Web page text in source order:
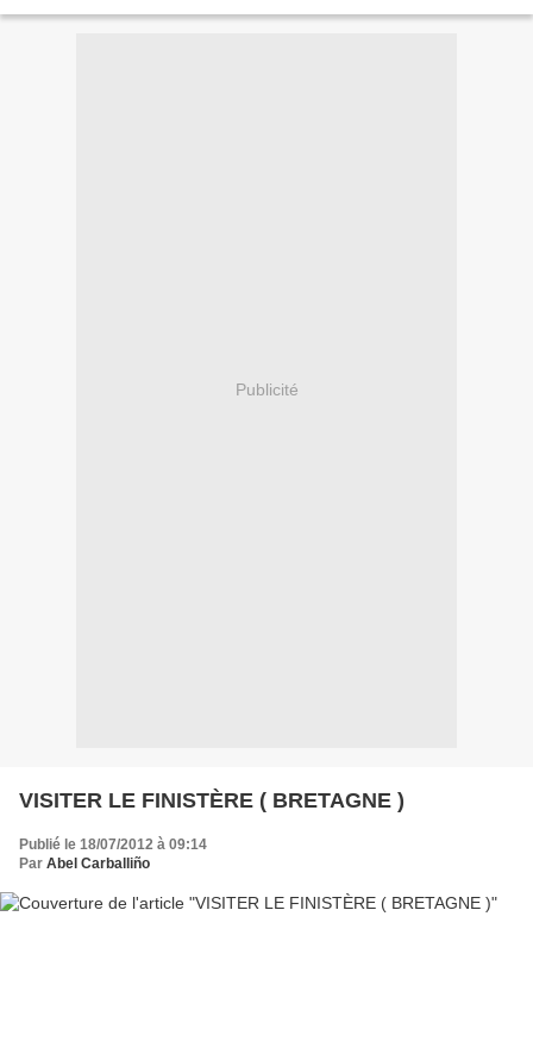
TRAVAILLER...
Publicité
VISITER LE FINISTÈRE ( BRETAGNE )
Publié le 18/07/2012 à 09:14
Par Abel Carballiño